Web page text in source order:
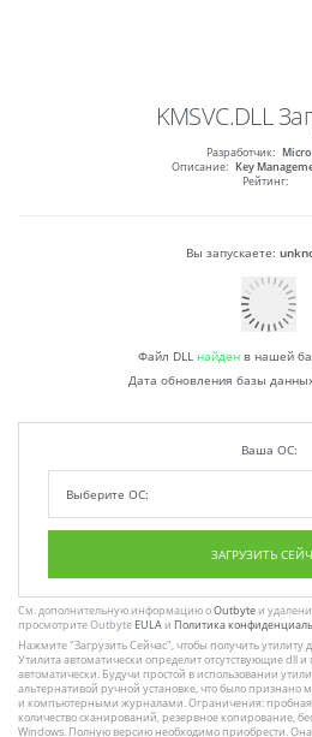
KMSVC.DLL
Разработчик:
Описание: Key
Рейтинг:
Вы запускаете:
Файл DLL найденв нашей
Дата обновления базы
Ваша ОС:
ЗАГРУЗИТЬ
См. дополнительную информацию оOutbyteи
просмотрите Outbyte EULAи Политика
Нажмите"Загрузить Сейчас", чтобы получить утилиту
Утилита автоматически определит отсутствующие dll
автоматически. Будучи простой в использовании
альтернативой ручной установке, что было
и компьютерными журналами. Ограничения: пробная
количество сканирований, резервное копирование,
Windows. Полную версию необходимо приобрести.